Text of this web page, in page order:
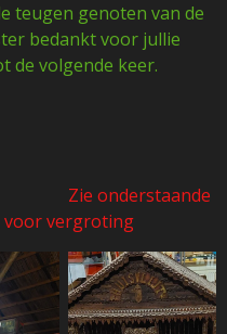
teugen genoten van de
bedankt voor jullie
de volgende keer.
Zie onderstaande
vergroting